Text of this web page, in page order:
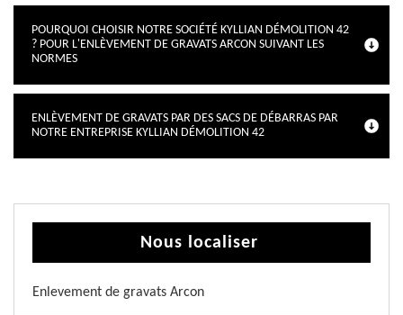
POURQUOI CHOISIR NOTRE SOCIÉTÉ KYLLIAN DÉMOLITION 42
? POUR L'ENLÈVEMENT DE GRAVATS ARCON SUIVANT LES
NORMES
ENLÈVEMENT DE GRAVATS PAR DES SACS DE DÉBARRAS PAR
NOTRE ENTREPRISE KYLLIAN DÉMOLITION 42
Nous localiser
Enlevement de gravats Arcon